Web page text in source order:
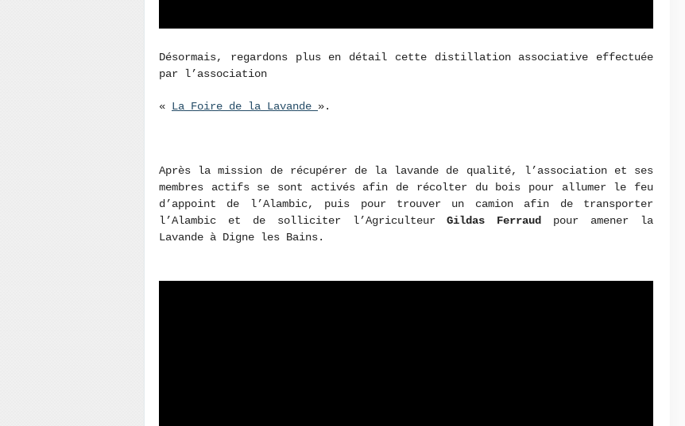
Désormais, regardons plus en détail cette distillation associative effectuée
par l’association
« La Foire de la Lavande ».
Après la mission de récupérer de la lavande de qualité, l’association et ses
membres actifs se sont activés afin de récolter du bois pour allumer le feu
d’appoint de l’Alambic, puis pour trouver un camion afin de transporter
l’Alambic et de solliciter l’AgriculteurGildas Ferraud pour amener la
Lavande à Digne les Bains.